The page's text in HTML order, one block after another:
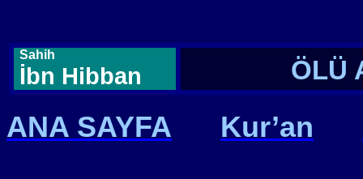
Sahih
İbn Hibban ÖLÜ
ANA SAYFA Kur’an